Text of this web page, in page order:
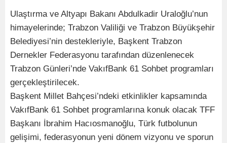
Ulaştırma ve Altyapı Bakanı Abdulkadir Uraloğlu’nun
himayelerinde; Trabzon Valiliği ve Trabzon Büyükşehir
Belediyesi’nin destekleriyle, Başkent Trabzon
Dernekler Federasyonu tarafından düzenlenecek
Trabzon Günleri’nde VakıfBank 61 Sohbet programları
gerçekleştirilecek.
Başkent Millet Bahçesi’ndeki etkinlikler kapsamında
VakıfBank 61 Sohbet programlarına konuk olacak TFF
Başkanı İbrahim Hacıosmanoğlu, Türk futbolunun
gelişimi, federasyonun yeni dönem vizyonu ve sporun